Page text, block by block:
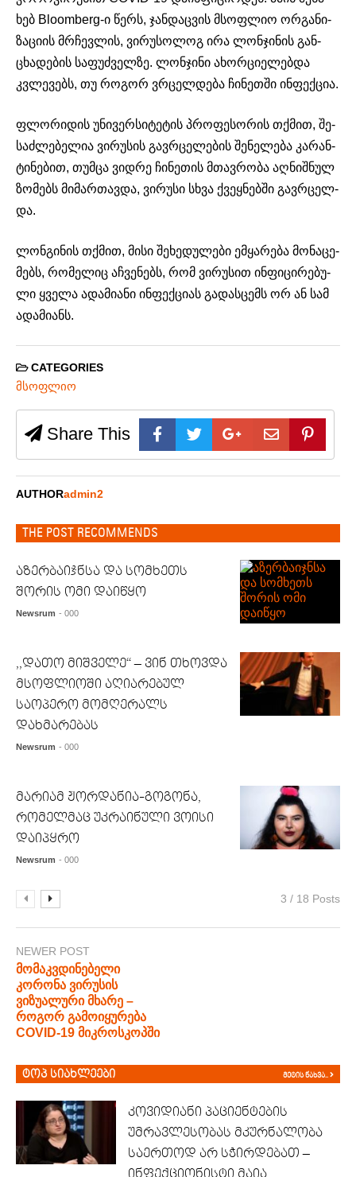
ხებ Bloomberg-ი წერს, ჯან­დაც­ვის მსოფ­ლიო ორ­გა­ნი­
ზა­ცი­ის მრჩევ­ლის, ვირუ­სო­ლოგ ირა ლონ­ჯი­ნის გან­
ცხა­დე­ბის სა­ფუძ­ველ­ზე. ლონ­ჯი­ნი ახორ­ცი­ე­ლებ­და
კვლე­ვებს, თუ რო­გორ ვრცელ­დე­ბა ჩი­ნეთ­ში ინ­ფექ­ცია.
ფლო­რი­დის უნი­ვერ­სი­ტე­ტის პრო­ფე­სო­რის თქმით, შე­
საძ­ლე­ბე­ლია ვირუ­სის გავ­რცე­ლე­ბის შე­ნე­ლე­ბა კა­რან­
ტი­ნე­ბით, თუმ­ცა ვიდ­რე ჩი­ნე­თის მთავ­რო­ბა აღ­ნიშ­ნულ
ზო­მებს მი­მარ­თავ­და, ვირუ­სი სხვა ქვეყ­ნებ­ში გავ­რცელ­
და.
ლონ­გი­ნის თქმით, მისი შე­ხე­დუ­ლე­ბი ემ­ყა­რე­ბა მო­ნა­ცე­
მებს, რო­მე­ლიც აჩ­ვე­ნებს, რომ ვირუ­სით ინ­ფი­ცი­რე­ბუ­
ლი ყვე­ლა ადა­მი­ა­ნი ინ­ფექ­ცი­ას გა­დას­ცემს ორ ან სამ
ადა­მი­ანს.
CATEGORIES
მსოფლიო
Share This
AUTHORadmin2
THE POST RECOMMENDS
აზერბაიჯნსა და სომხეთს
შორის ომი დაიწყო
Newsrum - 000
,,დათო მიშველე“ – ვინ თხოვდა
მსოფლიოში აღიარებულ
საოპერო მომღერალს
დახმარებას
Newsrum - 000
მარიამ ჟორდანია-გოგონა,
რომელმაც უკრაინული ვოისი
დაიპყრო
Newsrum - 000
3 / 18 Posts
NEWER POST
მომაკვდინებელი
კორონა ვირუსის
ვიზუალური მხარე –
როგორ გამოიყურება
COVID-19 მიკროსკოპში
ტოპ სიახლეები მეტის ნახვა..
კოვიდიანი პაციენტების
უმრავლესობას მკურნალობა
საერთოდ არ სჭირდებათ –